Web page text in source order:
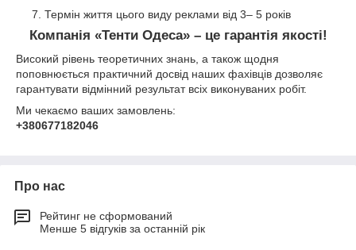
Термін життя цього виду реклами від 3– 5 років
Компанія «Тенти Одеса» – це гарантія якості!
Високий рівень теоретичних знань, а також щодня
поповнюється практичний досвід наших фахівців дозволяє
гарантувати відмінний результат всіх виконуваних робіт.
Ми чекаємо ваших замовлень:
+380677182046
Про нас
Рейтинг не сформований
Менше 5 відгуків за останній рік